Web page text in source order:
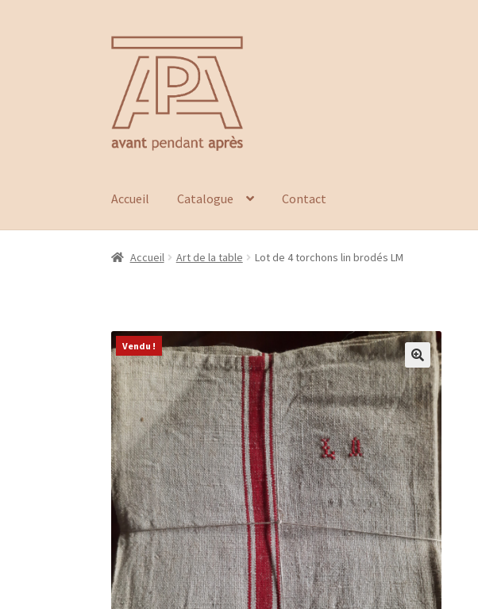
Aller
navigation
Aller
contenu
Accueil Catalogue Contact
Accueil Art de la table Lot de 4 torchons lin brodés LM
Vendu !